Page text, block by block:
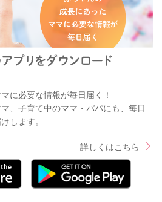
に必要な情報が毎日届く！
、子育て中のママ・パパにも、毎日
します。
詳しくはこちら